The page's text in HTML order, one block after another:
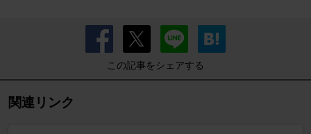
この記事をシェアする
関連リンク